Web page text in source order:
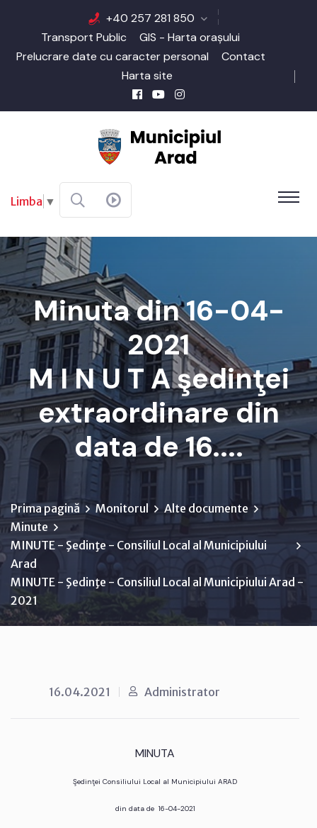
+40 257 281 850
Transport Public
GIS - Harta orașului
Prelucrare date cu caracter personal
Contact
Harta site
Limba ▼
Minuta din 16-04-
2021
M I N U T A şedinţei
extraordinare din
data de 16....
Prima pagină Monitorul
Alte documente
Minute
MINUTE - Şedinţe - Consiliul Local al Municipiului
Arad
MINUTE - Şedinţe - Consiliul Local al Municipiului Arad -
2021
16.04.2021 Administrator
MINUTA
Şedinţei Consiliului Local al Municipiului ARAD
din data de 16-04-2021